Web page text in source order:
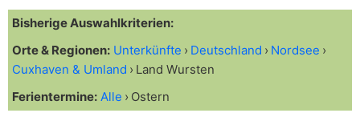
Bisherige Auswahlkriterien:
Orte & Regionen: Unterkünfte Deutschland
Nordsee
Cuxhaven & Umland
Land Wursten
Ferientermine: Alle Ostern